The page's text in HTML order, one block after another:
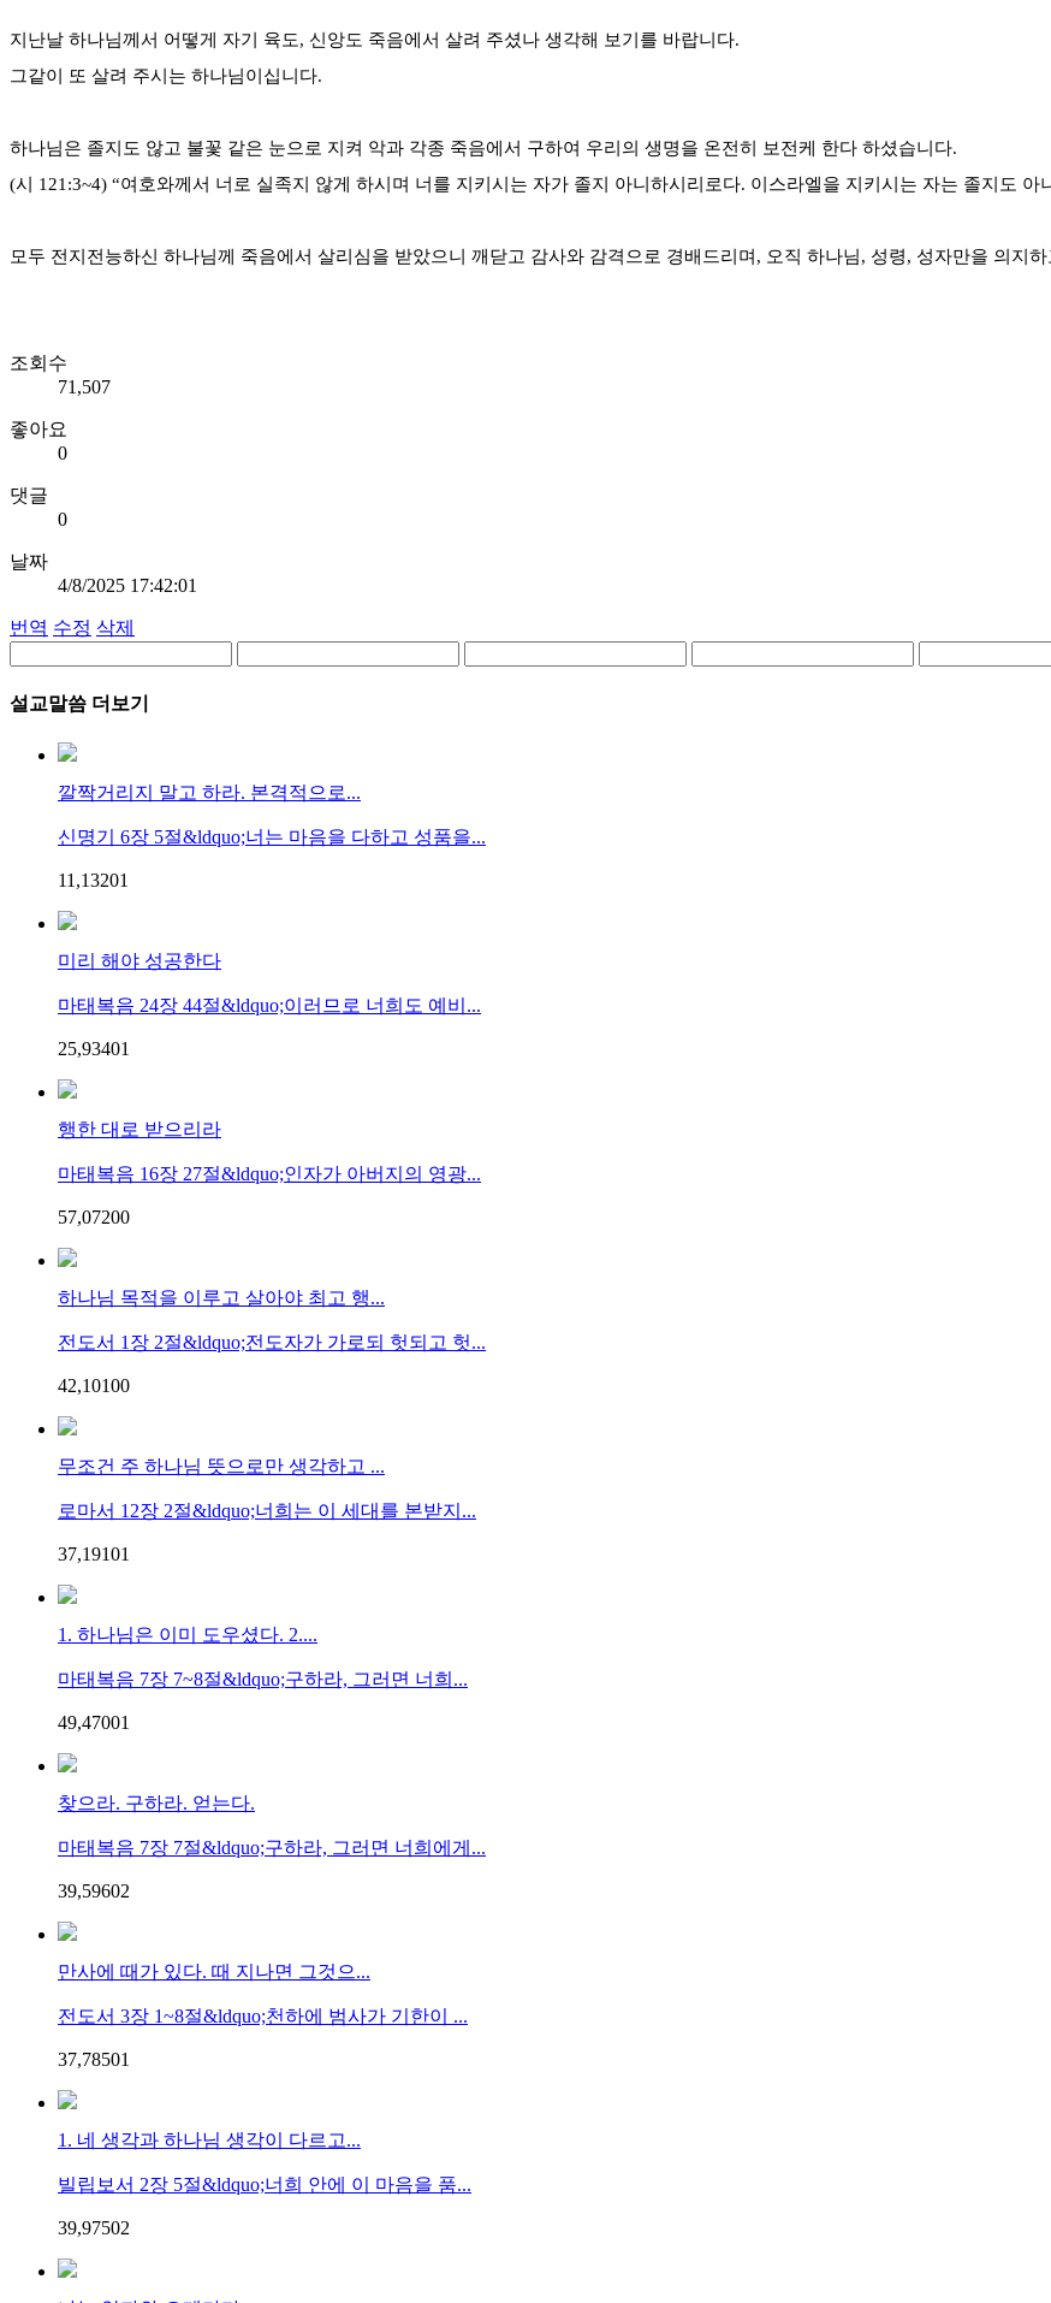
지난날 하나님께서 어떻게 자기 육도, 신앙도 죽음에서 살려 주셨나 생각해 보기를 바랍니다.
그같이 또 살려 주시는 하나님이십니다.
하나님은 졸지도 않고 불꽃 같은 눈으로 지켜 악과 각종 죽음에서 구하여 우리의 생명을 온전히 보전케 한다 하셨습니다.
(시 121:3~4) “여호와께서 너로 실족지 않게 하시며 너를 지키시는 자가 졸지 아니하시리로다. 이스라엘을 지키시는 자는 졸지도 아
모두 전지전능하신 하나님께 죽음에서 살리심을 받았으니 깨닫고 감사와 감격으로 경배드리며, 오직 하나님, 성령, 성자만을 의지
조회수
71,507
좋아요
0
댓글
0
날짜
4/8/2025 17:42:01
번역 수정 삭제
설교말씀 더보기
깔짝거리지 말고 하라. 본격적으로...
신명기 6장 5절&ldquo;너는 마음을 다하고 성품을...
11,13201
미리 해야 성공한다
마태복음 24장 44절&ldquo;이러므로 너희도 예비...
25,93401
행한 대로 받으리라
마태복음 16장 27절&ldquo;인자가 아버지의 영광...
57,07200
하나님 목적을 이루고 살아야 최고 행...
전도서 1장 2절&ldquo;전도자가 가로되 헛되고 헛...
42,10100
무조건 주 하나님 뜻으로만 생각하고 ...
로마서 12장 2절&ldquo;너희는 이 세대를 본받지...
37,19101
1. 하나님은 이미 도우셨다. 2....
마태복음 7장 7~8절&ldquo;구하라, 그러면 너희...
49,47001
찾으라. 구하라. 얻는다.
마태복음 7장 7절&ldquo;구하라, 그러면 너희에게...
39,59602
만사에 때가 있다. 때 지나면 그것으...
전도서 3장 1~8절&ldquo;천하에 범사가 기한이 ...
37,78501
1. 네 생각과 하나님 생각이 다르고...
빌립보서 2장 5절&ldquo;너희 안에 이 마음을 품...
39,97502